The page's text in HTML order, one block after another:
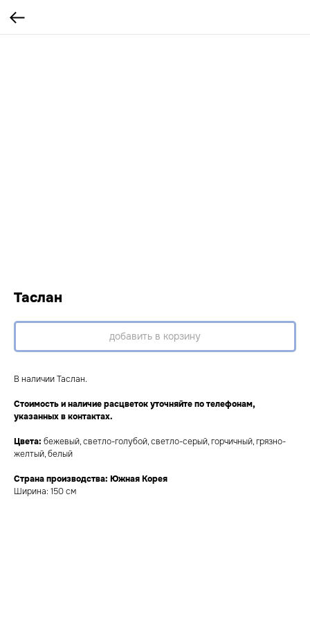
Таслан
добавить в корзину
В наличии Таслан.
Стоимость и наличие расцветок уточняйте по телефонам,
указанных в контактах.
Цвета: бежевый, светло-голубой, светло-серый, горчичный, грязно-
желтый, белый
Страна производства: Южная Корея
Ширина: 150 см